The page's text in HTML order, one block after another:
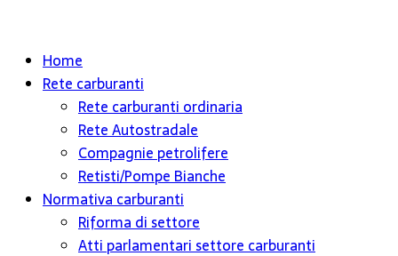
Home
Rete carburanti
Rete carburanti ordinaria
Rete Autostradale
Compagnie petrolifere
Retisti/Pompe Bianche
Normativa carburanti
Riforma di settore
Atti parlamentari settore carburanti